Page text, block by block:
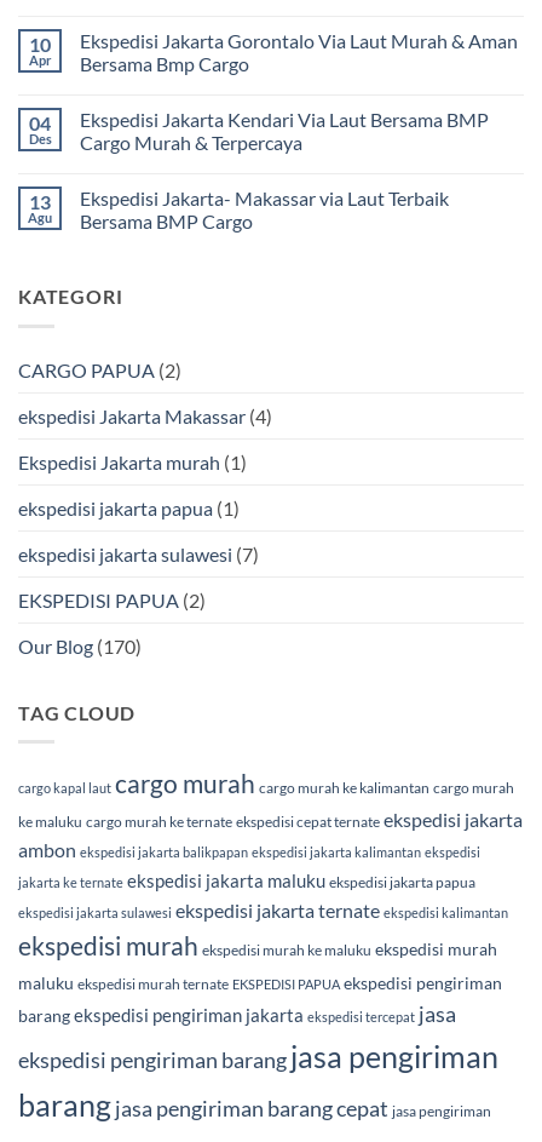
Murah
dan
Terpercaya
Cargo
Jakarta
ke
BMP
Cargo
komentar
pada
Ekspedisi
Kota
Bitung
Lebih
Kapal
Laut
10
Apr
Ekspedisi Jakarta Gorontalo Via Laut Murah & Aman
Bersama Bmp Cargo
komentar
pada
Ekspedisi
Via
Laut
Murah
Bmp
Cargo
04
Des
Ekspedisi Jakarta Kendari Via Laut Bersama BMP
Cargo Murah & Terpercaya
komentar
pada
Ekspedisi
Laut
Bersama
&
13
Agu
Ekspedisi Jakarta- Makassar via Laut Terbaik
Bersama BMP Cargo
pada
Ekspedisi
Laut
BMP
KATEGORI
CARGO PAPUA (2)
ekspedisi Jakarta Makassar (4)
Ekspedisi Jakarta murah (1)
ekspedisi jakarta papua (1)
ekspedisi jakarta sulawesi (7)
EKSPEDISI PAPUA (2)
Our Blog (170)
TAG CLOUD
cargo kapal laut cargo murah cargo murah ke kalimantan cargo murah
ke maluku cargo murah ke ternate ekspedisi cepat ternate ekspedisi jakarta
ambon ekspedisi jakarta balikpapan ekspedisi jakarta kalimantan ekspedisi
jakarta ke ternate ekspedisi jakarta maluku ekspedisi jakarta papua
ekspedisi jakarta sulawesi ekspedisi jakarta ternate ekspedisi kalimantan
ekspedisi murah ekspedisi murah ke maluku ekspedisi murah
maluku ekspedisi murah ternate EKSPEDISI PAPUA ekspedisi pengiriman
barangekspedisi pengiriman jakarta ekspedisi tercepat jasa
ekspedisi pengiriman barangjasa pengiriman
barangjasa pengiriman barang cepat jasa pengiriman